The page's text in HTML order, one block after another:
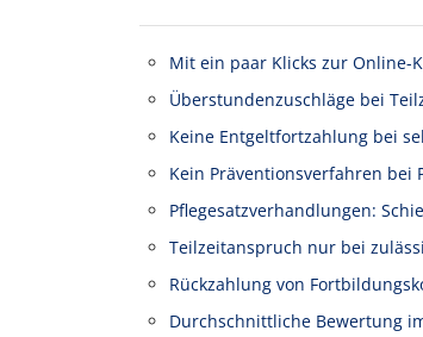
Mit ein paar Klicks zur Online-
Überstundenzuschläge bei
Keine Entgeltfortzahlung bei
Kein Präventionsverfahren
Pflegesatzverhandlungen:
Teilzeitanspruch nur bei
Rückzahlung von
Durchschnittliche Bewertung